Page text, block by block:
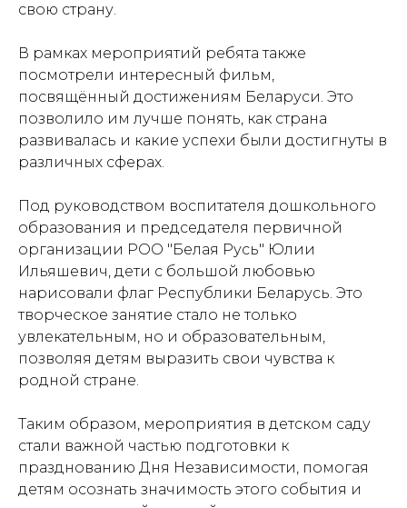
свою страну.
В рамках мероприятий ребята также
посмотрели интересный фильм,
посвящённый достижениям Беларуси. Это
позволило им лучше понять, как страна
развивалась и какие успехи были достигнуты в
различных сферах.
Под руководством воспитателя дошкольного
образования и председателя первичной
организации РОО "Белая Русь" Юлии
Ильяшевич, дети с большой любовью
нарисовали флаг Республики Беларусь. Это
творческое занятие стало не только
увлекательным, но и образовательным,
позволяя детям выразить свои чувства к
родной стране.
Таким образом, мероприятия в детском саду
стали важной частью подготовки к
празднованию Дня Независимости, помогая
детям осознать значимость этого события и